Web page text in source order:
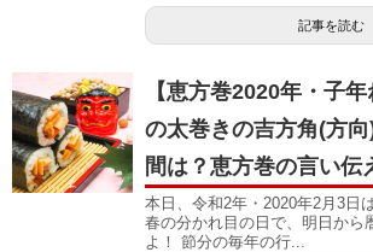
記事を読む
【恵方巻2020年・子
の太巻きの吉方角(方
間は？恵方巻の言い伝
本日、令和2年・2020年2月3日
春の分かれ目の日で、明日から
よ！ 節分の毎年の行...